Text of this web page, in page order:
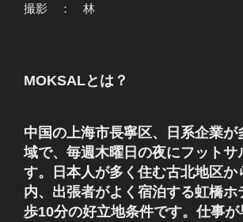
撮影 ： 林
MOKSALとは？
中国の上海市長寧区、日系企業が
域で、毎週木曜日の夜にフットサ
す。日本人が多く住む古北地区か
内、出張者がよく宿泊する虹橋ホ
歩10分の好立地条件です。仕事が